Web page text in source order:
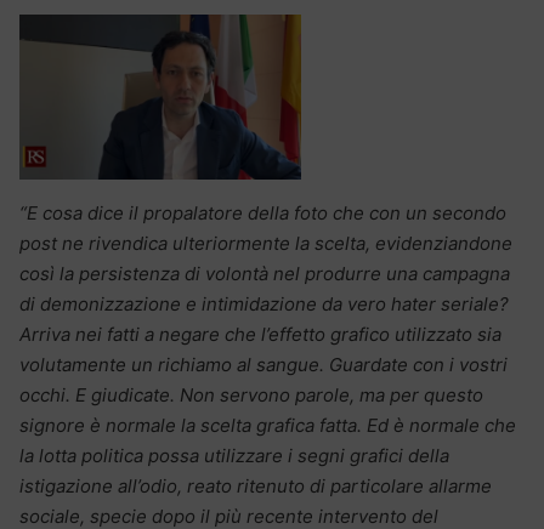
“E cosa dice il propalatore della foto che con un secondo
post ne rivendica ulteriormente la scelta, evidenziandone
così la persistenza di volontà nel produrre una campagna
di demonizzazione e intimidazione da vero hater seriale?
Arriva nei fatti a negare che l’effetto grafico utilizzato sia
volutamente un richiamo al sangue. Guardate con i vostri
occhi. E giudicate. Non servono parole, ma per questo
signore è normale la scelta grafica fatta. Ed è normale che
la lotta politica possa utilizzare i segni grafici della
istigazione all’odio, reato ritenuto di particolare allarme
sociale, specie dopo il più recente intervento del